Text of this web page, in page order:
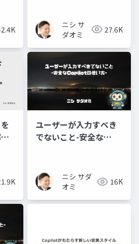
タイル～ニシ サ
ダオミ
27.6K
ユーザーが入力すべき
でないこと-安全な
ニシ サダ
オミ
16K